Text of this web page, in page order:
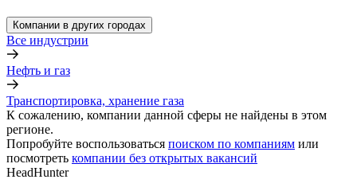
Компании в других городах
Все индустрии
Нефть и газ
Транспортировка, хранение газа
К сожалению, компании данной сферы не найдены в этом
регионе.
Попробуйте воспользоваться поиском по компаниям или
посмотреть компании без открытых вакансий
HeadHunter